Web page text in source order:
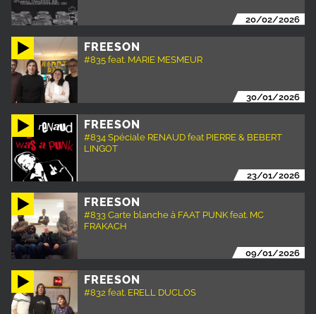
20/02/2026
FREESON
#835 feat. MARIE MESMEUR
30/01/2026
FREESON
#834 Spéciale RENAUD feat PIERRE & BEBERT
LINGOT
23/01/2026
FREESON
#833 Carte blanche à FAAT PUNK feat. MC
FRAKACH
09/01/2026
FREESON
#832 feat. ERELL DUCLOS